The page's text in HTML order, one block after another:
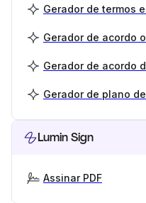
Gerador de termos
Gerador de acordo
Gerador de acordo
Gerador de plano
Lumin Sign
Assinar PDF